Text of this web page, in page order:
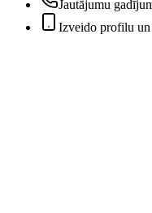
Jautājumu
Izveido profilu un